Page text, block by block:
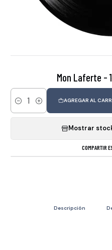
Mon Laferte -
Cantidad
AGREGAR AL
Mostrar
COMPARTIR
Descripción